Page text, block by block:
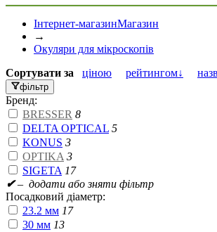
Інтернет-магазинМагазин
→
Окуляри для мікроскопів
Сортувати за ціною рейтингом↓
фільтр
Бренд:
BRESSER 8
DELTA OPTICAL 5
KONUS 3
OPTIKA 3
SIGETA 17
✔– додати або зняти фільтр
Посадковий діаметр:
23.2 мм 17
30 мм 13